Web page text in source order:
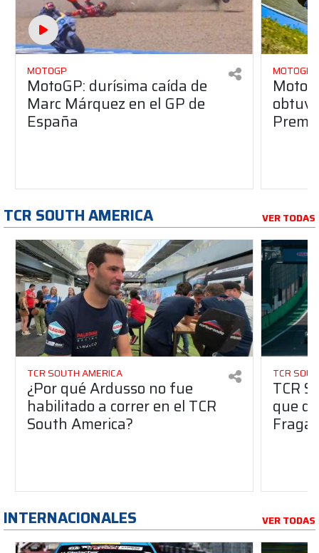
MOTOGP
MotoGP: durísima caída de
Marc Márquez en el GP de
España
MOTOGP
TCR SOUTH AMERICA VER TODAS
TCR SOUTH AMERICA
¿Por qué Ardusso no fue
habilitado a correr en el TCR
South America?
TCR
TCR
que
Fraga
INTERNACIONALES VER TODAS